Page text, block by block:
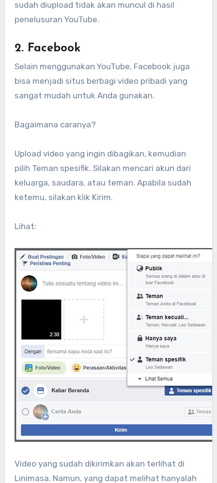
sudah diupload tidak akan muncul di hasil
penelusuran YouTube.
2. Facebook
Selain menggunakan YouTube, Facebook juga
bisa menjadi situs berbagi video pribadi yang
sangat mudah untuk Anda gunakan.
Bagaimana caranya?
Upload video yang ingin dibagikan, kemudian
pilih Teman spesifik. Silakan mencari akun dari
keluarga, saudara, atau teman. Apabila sudah
ketemu, silakan klik Kirim.
Lihat:
Video yang sudah dikirimkan akan terlihat di
Linimasa. Namun, yang dapat melihat hanyalah